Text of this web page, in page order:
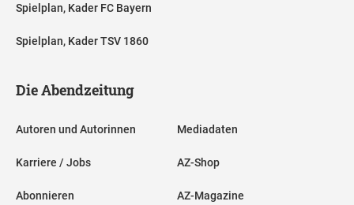
Spielplan, Kader FC Bayern
Spielplan, Kader TSV 1860
Die Abendzeitung
Autoren und Autorinnen
Karriere / Jobs
Abonnieren
Mediadaten
AZ-Shop
AZ-Magazine